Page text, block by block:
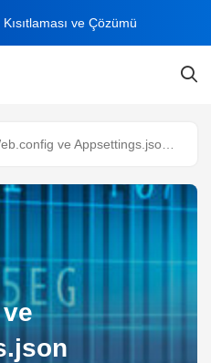
ve Çözümü
Çıkmıyor mu? Kesin